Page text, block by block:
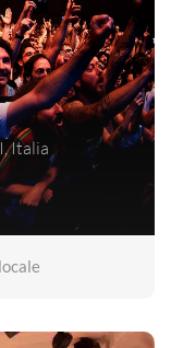
Italia